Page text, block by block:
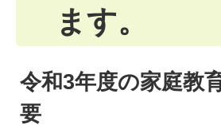
ます。
令和3年度の家庭教
要